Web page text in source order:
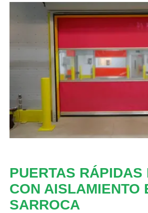
PUERTAS RÁPIDAS
CON AISLAMIENTO
SARROCA